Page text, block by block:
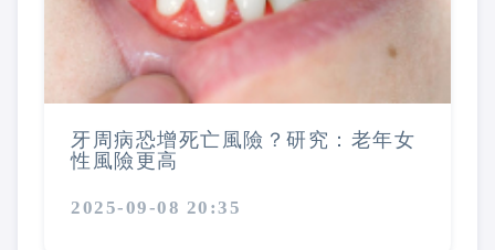
牙周病恐增死亡風險？研究：老年女
性風險更高
2025-09-08 20:35